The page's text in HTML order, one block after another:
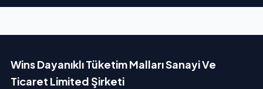
Wins Dayanıklı Tüketim Malları Sanayi Ve
Ticaret Limited Şirketi